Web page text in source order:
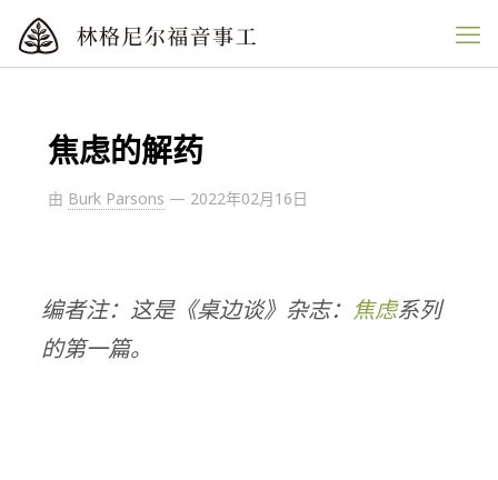
焦虑的解药
由 Burk Parsons — 2022年02月16日
编者注：这是《桌边谈》杂志： 焦虑系列
的第一篇。